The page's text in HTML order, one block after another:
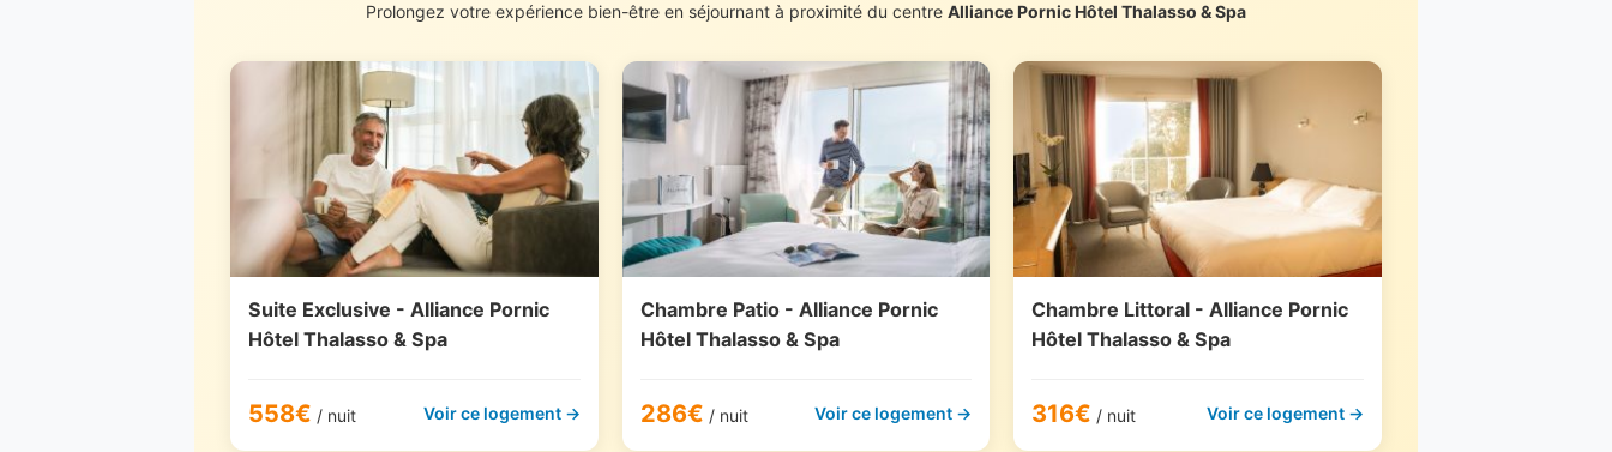
Prolongez votre expérience bien-être en séjournant à proximité du centre Alliance Pornic Hôtel Thalasso & Spa
Suite Exclusive - Alliance Pornic
Hôtel Thalasso & Spa
558€ / nuit Voir ce logement →
Chambre Patio - Alliance Pornic
Hôtel Thalasso & Spa
286€ / nuit Voir ce logement →
Chambre Littoral - Alliance Pornic
Hôtel Thalasso & Spa
316€ / nuit Voir ce logement →